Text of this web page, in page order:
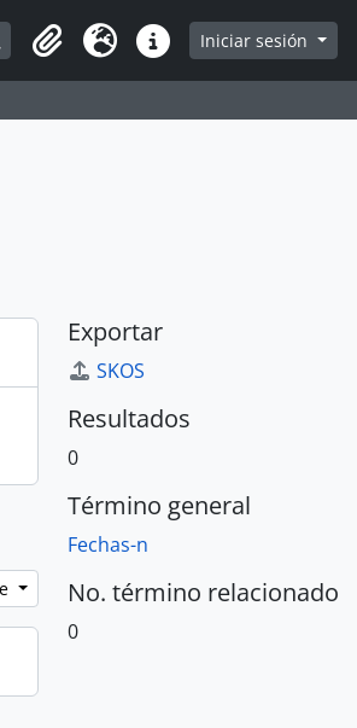
Search in browse page
Portapapeles
Idioma Enlaces rápidos
Iniciar sesión
Exportar
SKOS
Resultados
0
Término general
Fechas-n
No. término relacionado
0